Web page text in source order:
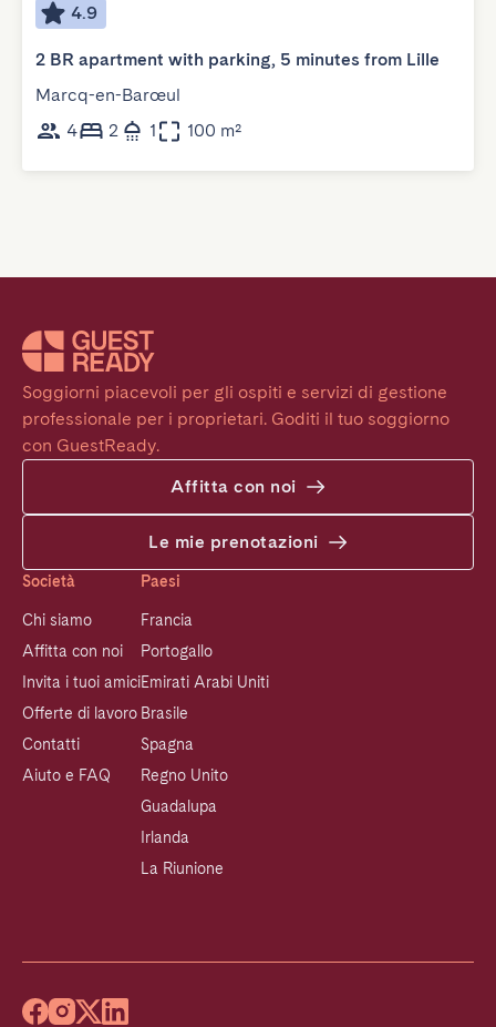
4.9
2 BR apartment with parking, 5 minutes from Lille
Marcq-en-Barœul
4
2 1 100 m²
Soggiorni piacevoli per gli ospiti e servizi di gestione
professionale per i proprietari. Goditi il tuo soggiorno
con GuestReady.
Affitta con noi
Le mie prenotazioni
Società
Chi siamo
Affitta con noi
Invita i tuoi amici
Offerte di lavoro
Contatti
Aiuto e FAQ
Paesi
Francia
Portogallo
Emirati Arabi Uniti
Brasile
Spagna
Regno Unito
Guadalupa
Irlanda
La Riunione